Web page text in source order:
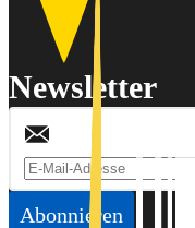
Newsletter
Abonnieren